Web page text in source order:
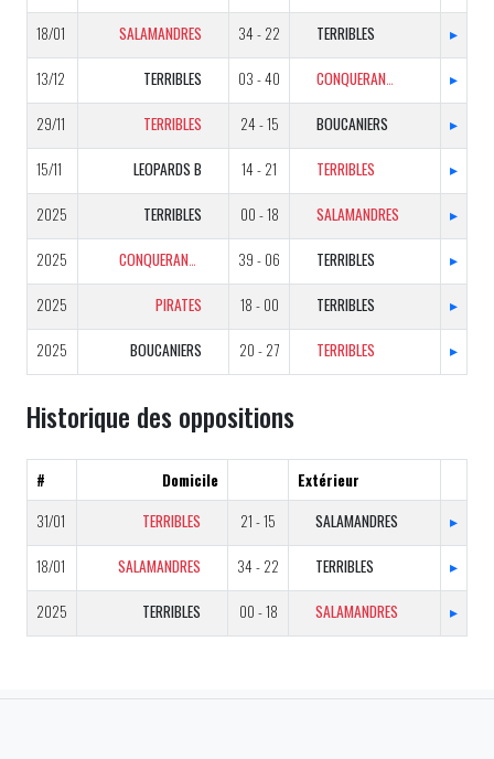
18/01 SALAMANDRES 34 - 22 TERRIBLES ▸
13/12 TERRIBLES 03 - 40 CONQUERANTS ▸
29/11 TERRIBLES 24 - 15 BOUCANIERS ▸
15/11 LEOPARDS B 14 - 21 TERRIBLES ▸
2025 TERRIBLES 00 - 18 SALAMANDRES ▸
2025 CONQUERANTS 39 - 06 TERRIBLES ▸
2025 PIRATES 18 - 00 TERRIBLES ▸
2025 BOUCANIERS 20 - 27 TERRIBLES ▸
Historique des oppositions
# Domicile
Extérieur
31/01
TERRIBLES 21 - 15 SALAMANDRES ▸
18/01 SALAMANDRES 34 - 22 TERRIBLES ▸
2025 TERRIBLES 00 - 18 SALAMANDRES ▸